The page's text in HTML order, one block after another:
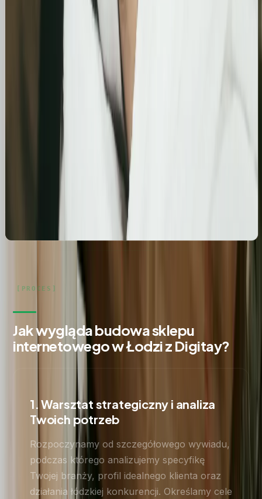
Szczegółowa optymalizacja wizytówki Google
Business Profile dla gabinetu piercingu i zabiegów
estetycznych z ukierunkowaniem na kluczowe frazy
Kosmetolog Rosanna
Profesjonalny profil Google i pozycjonowanie lokalne
salonu kosmetologicznego
Zbudowanie i optymalizacja wizytówki Google dla
gabinetu kosmetologicznego Rosanna. Pełne
profilami społecznościowymi i stroną www.
Jak wygląda budowa sklepu
internetowego w Łodzi z Digitay?
1. Warsztat strategiczny i analiza
Twoich potrzeb
Rozpoczynamy od szczegółowego wywiadu,
podczas którego analizujemy specyfikę
Twojej branży, profil idealnego klienta oraz
działania łódzkiej konkurencji. Określamy cele